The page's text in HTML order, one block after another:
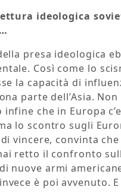
ideologica
presa ideologica
Così come lo
la capacità di
parte dell’Asia. Non
che in Europa
lo scontro sugli
di vincere, convinta
retto il confronto
nuove armi
è poi avvenuto.